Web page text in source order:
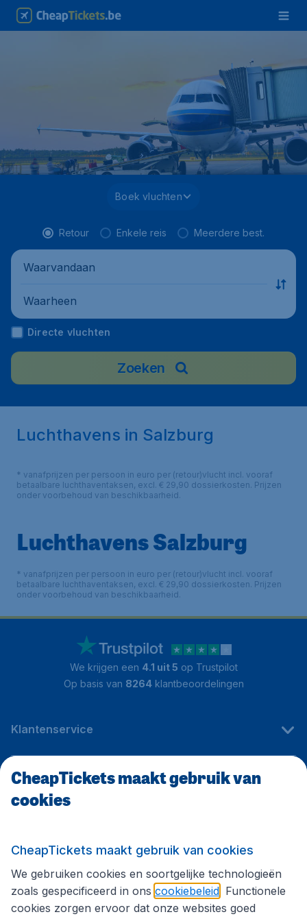
Boek vluchten
Retour Enkele reis Meerdere best.
Waarvandaan
Waarheen
Directe vluchten
Zoeken
Luchthavens in Salzburg
* vanafprijzen per persoon in euro per (retour)vlucht incl. vooraf
betaalbare luchthaventaksen, excl. € 29,90 dossierkosten. Prijzen
onder voorbehoud van beschikbaarheid.
Luchthavens Salzburg
* vanafprijzen per persoon in euro per (retour)vlucht incl. vooraf
betaalbare luchthaventaksen, excl. € 29,90 dossierkosten. Prijzen
onder voorbehoud van beschikbaarheid.
We krijgen een 4.1 uit 5 op Trustpilot
Op basis van 8264klantbeoordelingen
Klantenservice
CheapTickets.be
Volg CheapTickets.be
CheapTickets maakt gebruik van
cookies
CheapTickets maakt gebruik van cookies
We gebruiken cookies en soortgelijke technologieën
zoals gespecificeerd in ons cookiebeleid . Functionele
cookies zorgen ervoor dat onze websites goed